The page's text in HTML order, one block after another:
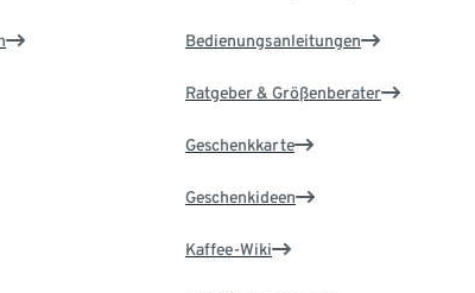
Bedienungsanleitungen
Ratgeber & Größenberater
Geschenkkarte
Geschenkideen
Kaffee-Wiki